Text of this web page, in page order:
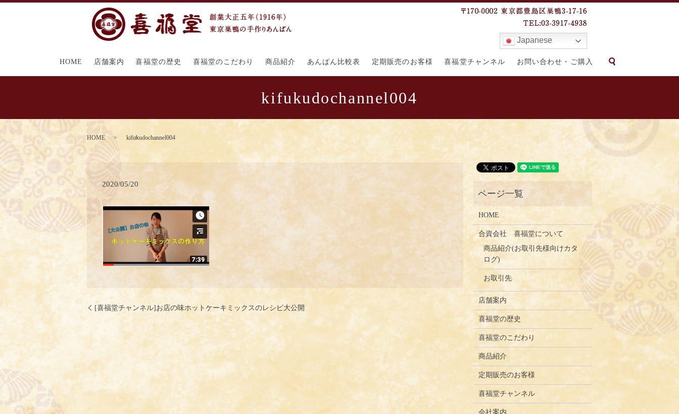
Japanese
HOME 店舗案内 喜福堂の歴史 喜福堂のこだわり 商品紹介 あんぱん比較表 定期販売のお客様 喜福堂チャンネル お問い合わせ・ご購入
kifukudochannel004
HOME kifukudochannel004
2020/05/20
[喜福堂チャンネル]お店の味ホットケーキミックスのレシピ大公開
HOME
合資会社 喜福堂について
商品紹介(お取引先様向けカタ
ログ)
お取引先
店舗案内
喜福堂の歴史
喜福堂のこだわり
商品紹介
定期販売のお客様
喜福堂チャンネル
会社案内